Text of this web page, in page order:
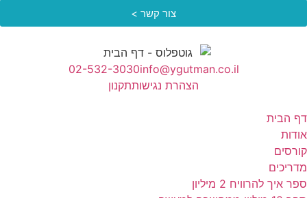
צור קשר >
info@ygutman.co.il
02-532-3030
הצהרת נגישותתקנון
2 מיליון